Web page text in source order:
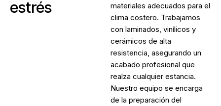
estrés
materiales adecuados para el
clima costero. Trabajamos
con laminados, vinílicos y
cerámicos de alta
resistencia, asegurando un
acabado profesional que
realza cualquier estancia.
Nuestro equipo se encarga
de la preparación del